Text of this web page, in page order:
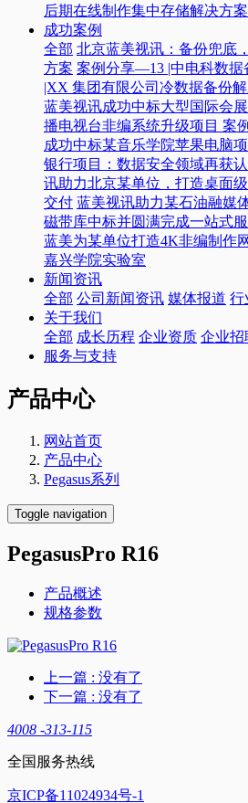
后期在线制作集中存储解决方案
成功案例
全部 北京蓝美视讯：备份兜底
方案 案例分享—13 |中电科数据
|XX 集团有限公司冷数据备份
蓝美视讯成功中标大型国际会
播电视台非编系统升级项目​ 案
成功中标某音乐学院苹果电脑项
银行项目：数据安全领域再获认
讯助力北京某单位，打造桌面
交付 蓝美视讯助力某石油融媒
磁带库中标并圆满完成一站式
蓝美为某单位打造4K非编制作
嘉兴学院实验室
新闻资讯
全部 公司新闻资讯 媒体报道 行
关于我们
全部 成长历程 企业资质 企业招
服务与支持
产品中心
网站首页
产品中心
Pegasus系列
Toggle navigation
PegasusPro R16
产品概述
规格参数
上一篇 : 没有了
下一篇 : 没有了
4008 -313-115
全国服务热线
京ICP备11024934号-1